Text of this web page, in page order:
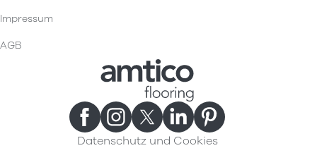
Impressum
AGB
Datenschutz und Cookies